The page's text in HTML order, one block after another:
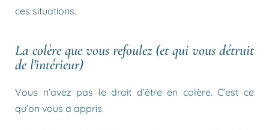
ces situations.
La colère que vous refoulez (et qui vous détruit
de l'intérieur)
Vous n’avez pas le droit d’être en colère. C’est ce
qu’on vous a appris.